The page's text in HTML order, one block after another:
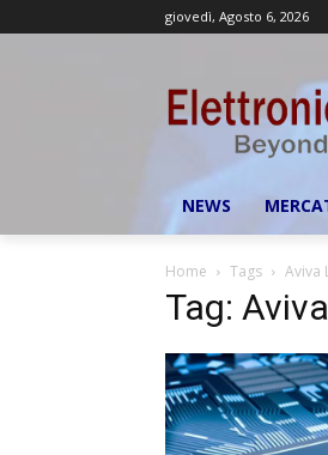
giovedì, Agosto 6, 2026
NEWS
Home Tags Aviva
Tag: